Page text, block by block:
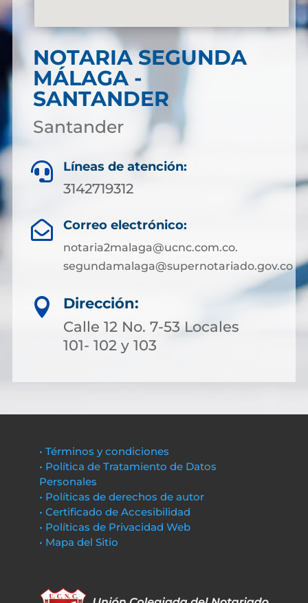
NOTARIA SEGUNDA
MÁLAGA -
SANTANDER
Santander
 Líneas de atención:
3142719312
 Correo electrónico:
notaria2malaga@ucnc.com.co.
segundamalaga@supernotariado.gov.co

Dirección:
Calle 12 No. 7-53 Locales
101- 102 y 103
• Términos y condiciones
• Política de Tratamiento de Datos
Personales
• Políticas de derechos de autor
• Certificado de Accesibilidad
• Políticas de Privacidad Web
• Mapa del Sitio